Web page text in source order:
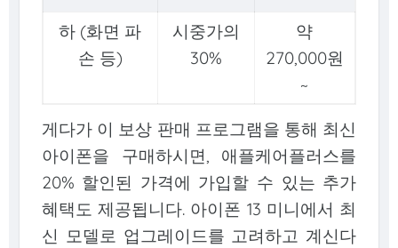
하 (화면 파
손 등)
시중가의
30%
약
270,000원
~
게다가 이 보상 판매 프로그램을 통해 최신
아이폰을 구매하시면, 애플케어플러스를
20% 할인된 가격에 가입할 수 있는 추가
혜택도 제공됩니다. 아이폰 13 미니에서 최
신 모델로 업그레이드를 고려하고 계신다